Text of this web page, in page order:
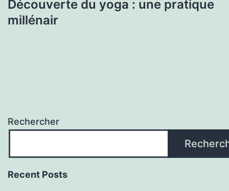
Découverte du yoga : une pratique
millénair
Rechercher
Recent Posts